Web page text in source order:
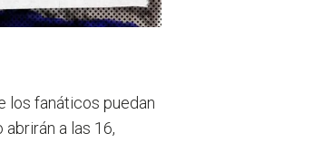
los fanáticos puedan
a las 16,